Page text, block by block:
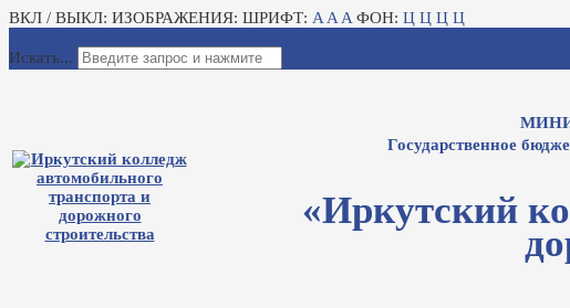
ВКЛ / ВЫКЛ: ИЗОБРАЖЕНИЯ: ШРИФТ: A A A ФОН: Ц Ц Ц Ц
Искать...
Государственное
«Иркутский